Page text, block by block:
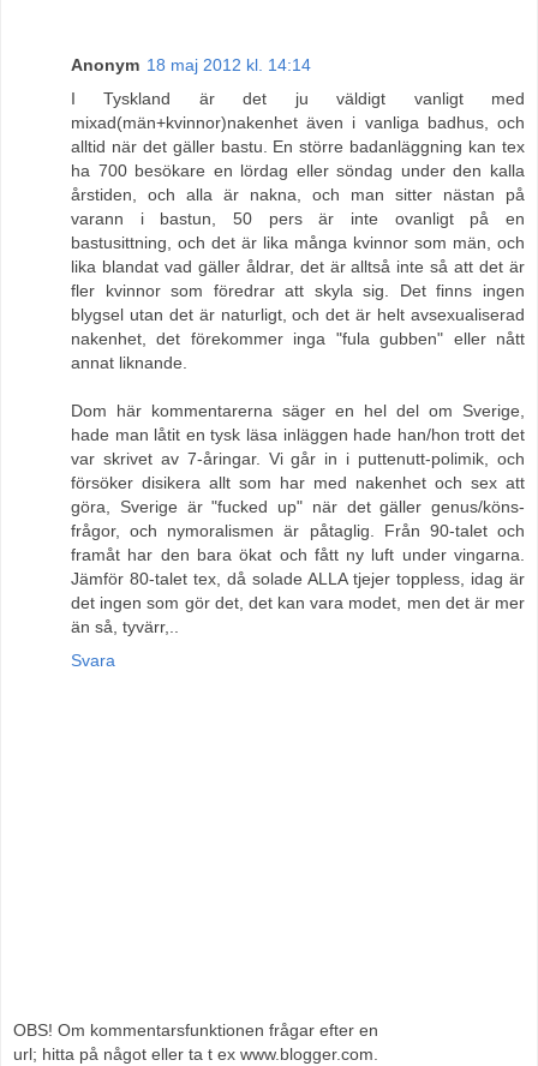
Anonym 18 maj 2012 kl. 14:14
I Tyskland är det ju väldigt vanligt med
mixad(män+kvinnor)nakenhet även i vanliga badhus, och
alltid när det gäller bastu. En större badanläggning kan tex
ha 700 besökare en lördag eller söndag under den kalla
årstiden, och alla är nakna, och man sitter nästan på
varann i bastun, 50 pers är inte ovanligt på en
bastusittning, och det är lika många kvinnor som män, och
lika blandat vad gäller åldrar, det är alltså inte så att det är
fler kvinnor som föredrar att skyla sig. Det finns ingen
blygsel utan det är naturligt, och det är helt avsexualiserad
nakenhet, det förekommer inga "fula gubben" eller nått
annat liknande.
Dom här kommentarerna säger en hel del om Sverige,
hade man låtit en tysk läsa inläggen hade han/hon trott det
var skrivet av 7-åringar. Vi går in i puttenutt-polimik, och
försöker disikera allt som har med nakenhet och sex att
göra, Sverige är "fucked up" när det gäller genus/köns-
frågor, och nymoralismen är påtaglig. Från 90-talet och
framåt har den bara ökat och fått ny luft under vingarna.
Jämför 80-talet tex, då solade ALLA tjejer toppless, idag är
det ingen som gör det, det kan vara modet, men det är mer
än så, tyvärr,..
Svara
OBS! Om kommentarsfunktionen frågar efter en
url; hitta på något eller ta t ex www.blogger.com.